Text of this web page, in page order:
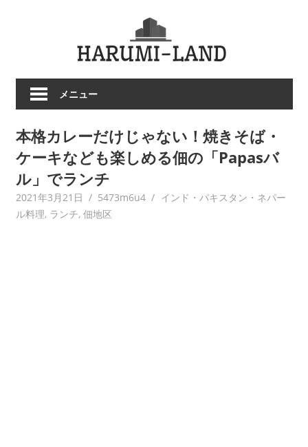
メニュー
本格カレーだけじゃない！焼きそば・
ケーキなども楽しめる佃の「Papasバ
ル」でランチ
2021年3月21日 5473m6u4
インド・パキスタン・ネパー
ル料理, ランチ, 佃地区